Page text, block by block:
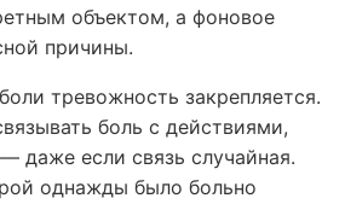
объектом, а фоновое
причины.
тревожность закрепляется.
боль с действиями,
даже если связь случайная.
однажды было больно